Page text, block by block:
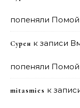
попеняли
Сурен к записи
попеняли
mitasmies к